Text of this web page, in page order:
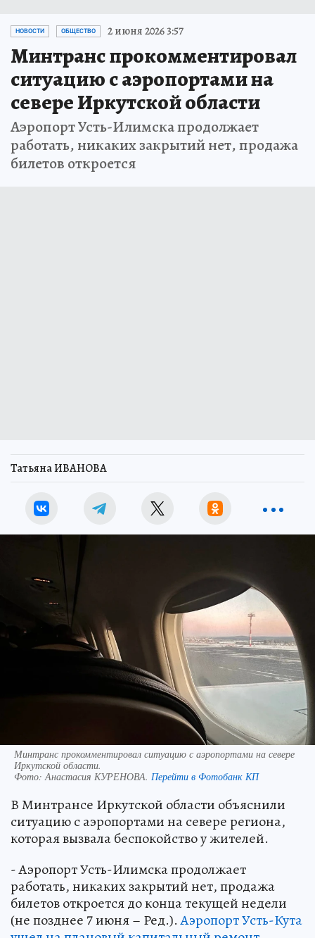
НОВОСТИ ОБЩЕСТВО 2 июня 2026 3:57
Минтранс прокомментировал
ситуацию с аэропортами на
севере Иркутской области
Аэропорт Усть-Илимска продолжает
работать, никаких закрытий нет, продажа
билетов откроется
Татьяна ИВАНОВА
Минтранс прокомментировал ситуацию с аэропортами на севере
Иркутской области.
Фото: Анастасия КУРЕНОВА. Перейти в Фотобанк КП
В Минтрансе Иркутской области объяснили
ситуацию с аэропортами на севере региона,
которая вызвала беспокойство у жителей.
- Аэропорт Усть-Илимска продолжает
работать, никаких закрытий нет, продажа
билетов откроется до конца текущей недели
(не позднее 7 июня – Ред.).Аэропорт Усть-Кута